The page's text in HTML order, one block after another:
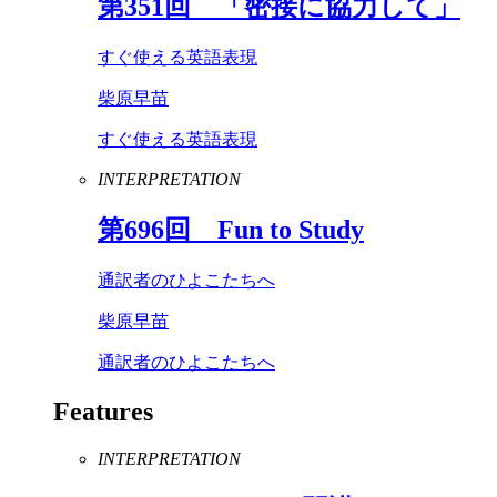
第351回 「密接に協力して」
すぐ使える英語表現
柴原早苗
すぐ使える英語表現
INTERPRETATION
第696回 Fun to Study
通訳者のひよこたちへ
柴原早苗
通訳者のひよこたちへ
Features
INTERPRETATION